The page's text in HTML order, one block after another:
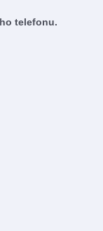
telefonu.